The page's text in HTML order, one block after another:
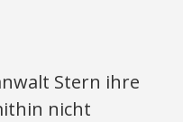
Stern ihre
nicht